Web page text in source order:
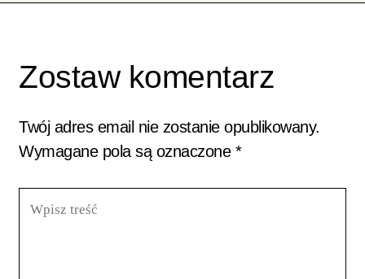
Zostaw komentarz
Twój adres email nie zostanie opublikowany.
Wymagane pola są oznaczone *
treść